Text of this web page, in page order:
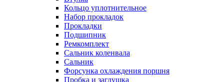
Кольцо уплотнительное
Набор прокладок
Прокладки
Подшипник
Ремкомплект
Сальник коленвала
Сальник
Форсунка охлаждения поршня
Пробка и заглушка